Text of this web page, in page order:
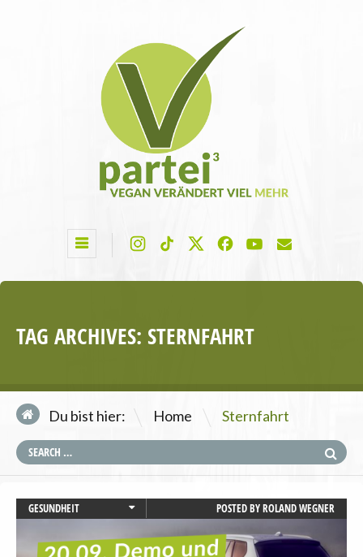
TAG ARCHIVES: STERNFAHRT
Du bist hier: Home \ Sternfahrt
GESUNDHEIT
MOBILITÄT UND VERKEHR
POSTED BYROLAND WEGNER